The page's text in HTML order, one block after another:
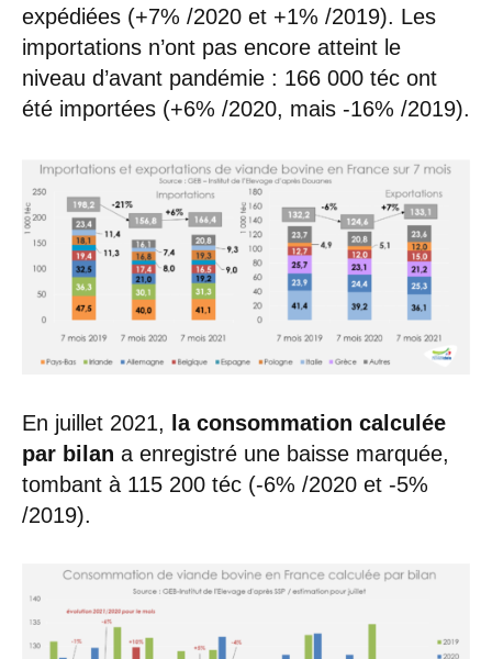
expédiées (+7% /2020 et +1% /2019). Les
importations n’ont pas encore atteint le
niveau d’avant pandémie : 166 000 téc ont
été importées (+6% /2020, mais -16% /2019).
En juillet 2021, la consommation calculée
par bilan a enregistré une baisse marquée,
tombant à 115 200 téc (-6% /2020 et -5%
/2019).